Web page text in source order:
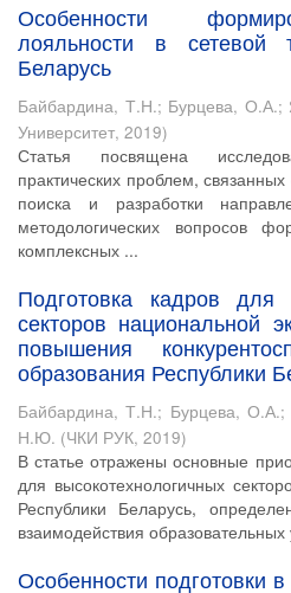
Особенности
лояльности в сетевой
Беларусь
Байбардина, Т.Н.; Бурцева, О.А.;
Университет, 2019)
Статья посвящена
практических проблем,
поиска и разработки
методологических вопросов
комплексных ...
Подготовка кадров для
секторов национальной
повышения
образования Республики
Байбардина, Т.Н.; Бурцева, О.А.
Н.Ю. (ЧКИ РУК, 2019)
В статье отражены основные
для высокотехнологичных
Республики Беларусь,
взаимодействия
Особенности подготовки